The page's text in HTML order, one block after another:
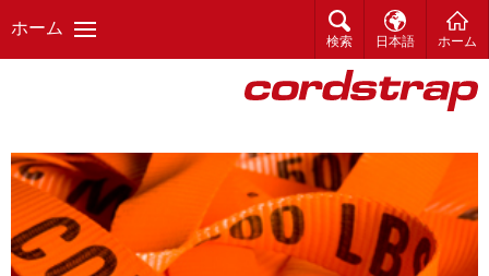
ホーム
検索 日本語 ホーム